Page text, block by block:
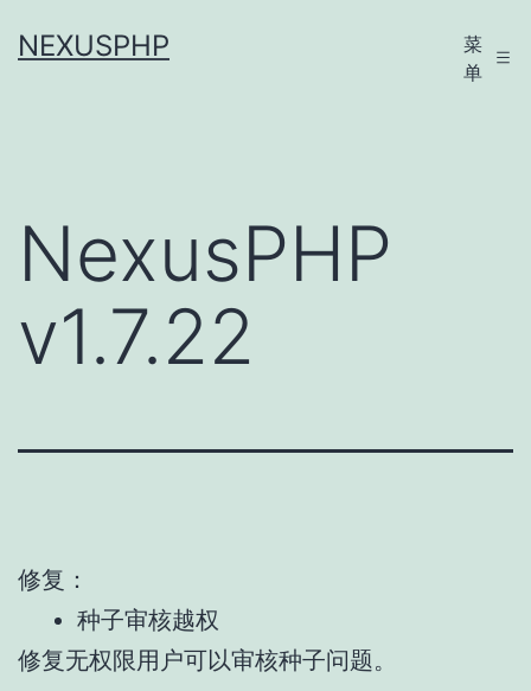
至NEXUSPHP
菜
单
NexusPHP
v1.7.22
修复：
种子审核越权
修复无权限用户可以审核种子问题。